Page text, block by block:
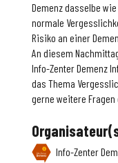
Demenz dasselbe
normale
Risiko an einer
An diesem
Info-Zenter Demenz
das Thema
gerne weitere
Info-Zenter